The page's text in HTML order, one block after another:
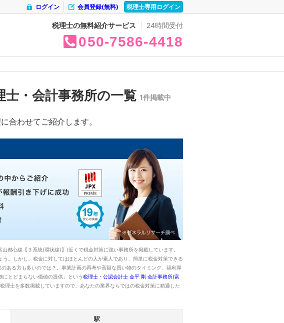
税理士専用ログイン
会員登録(無料)
ログイン
税理士の無料紹介サービス 24時間受付
050 7586 4418
士・会計事務所の一覧 1件掲載中
合わせてご紹介します。
山都心線【３系統(環状線)】)近くで税金対策に強い事務所を掲載しています。
。しかし、税金に対してはほとんどの人が素人であり、簡単に税金対策できる
ある方も多いのでは？。事業計画の再考や高額な買い物のタイミング、福利厚
とどまらない価値の提供」という税理士・公認会計士 金平 剛 会計事務所(富
士を多数掲載していますので、あなたの業界ならではの税金対策に精通した
駅